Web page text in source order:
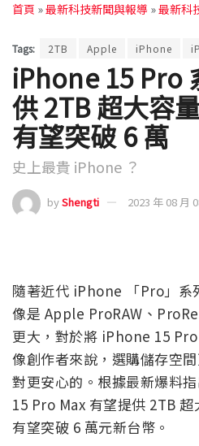
首頁 »最新科技新聞與報導 »最新科
Tags: 2TB Apple iPhone
iPhone 15 Pro
供 2TB 超大容
有望突破 6 萬
史上最貴 iPhone ？
byShengti 2023 年 08 月
隨著近代 iPhone 「Pro」系
像是 Apple ProRAW、
更大，對於將 iPhone 15
像創作者來說，選購儲存空
對更安心的。根據最新爆料
15 Pro Max 有望提供 2TB
有望突破 6 萬元新台幣。